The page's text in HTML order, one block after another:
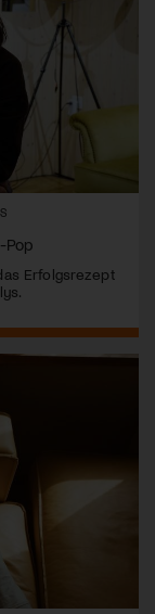
Pop
Erfolgsrezept